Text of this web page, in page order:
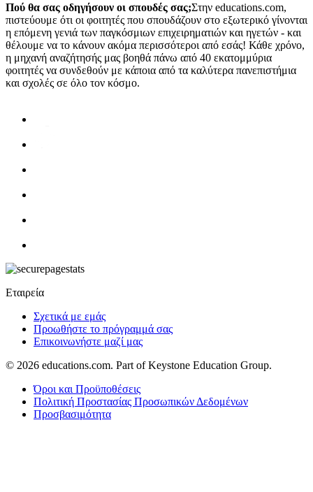
Πού θα σας οδηγήσουν οι σπουδές σας;Στην educations.com,
πιστεύουμε ότι οι φοιτητές που σπουδάζουν στο εξωτερικό γίνονται
η επόμενη γενιά των παγκόσμιων επιχειρηματιών και ηγετών - και
θέλουμε να το κάνουν ακόμα περισσότεροι από εσάς! Κάθε χρόνο,
η μηχανή αναζήτησής μας βοηθά πάνω από 40 εκατομμύρια
φοιτητές να συνδεθούν με κάποια από τα καλύτερα πανεπιστήμια
και σχολές σε όλο τον κόσμο.
Εταιρεία
Σχετικά με εμάς
Προωθήστε το πρόγραμμά σας
Επικοινωνήστε μαζί μας
© 2026 educations.com. Part of Keystone Education Group.
Όροι και Προϋποθέσεις
Πολιτική Προστασίας Προσωπικών Δεδομένων
Προσβασιμότητα